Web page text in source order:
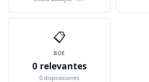
📋
BOE
0 relevantes
0 disposiciones